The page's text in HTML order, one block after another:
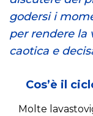
godersi i
per rendere la
caotica e
Cos’è il
Molte